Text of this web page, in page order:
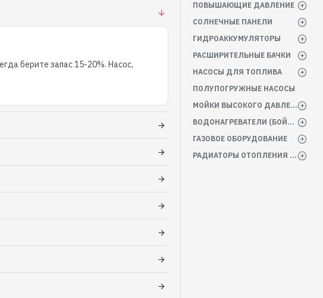
берите запас 15-20%. Насос,
ПОВЫШАЮЩИЕ ДАВЛЕНИЕ
СОЛНЕЧНЫЕ ПАНЕЛИ
ГИДРОАККУМУЛЯТОРЫ
РАСШИРИТЕЛЬНЫЕ БАЧКИ
НАСОСЫ ДЛЯ ТОПЛИВА
ПОЛУПОГРУЖНЫЕ НАСОСЫ
МОЙКИ ВЫСОКОГО ДАВЛЕНИЯ
ВОДОНАГРЕВАТЕЛИ (БОЙЛЕРА)
ГАЗОВОЕ ОБОРУДОВАНИЕ
РАДИАТОРЫ ОТОПЛЕНИЯ БАТАРЕИ